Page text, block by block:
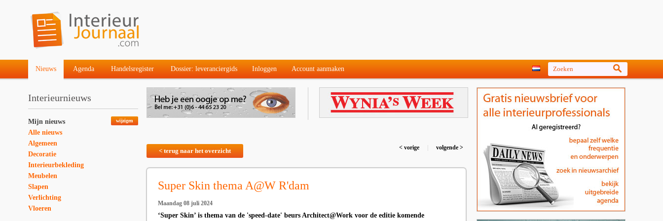
Nieuws Agenda Handelsregister Dossier: leveranciergids Inloggen Account aanmaken
Interieurnieuws
wijzigen
Mijn nieuws
Alle nieuws
Algemeen
Decoratie
Interieurbekleding
Meubelen
Slapen
Verlichting
Vloeren
< terug naar het overzicht < vorige volgende >
Super Skin thema A@W R'dam
Maandag 08 juli 2024
‘Super Skin’ is thema van de 'speed-date' beurs Architect@Work voor de editie komende